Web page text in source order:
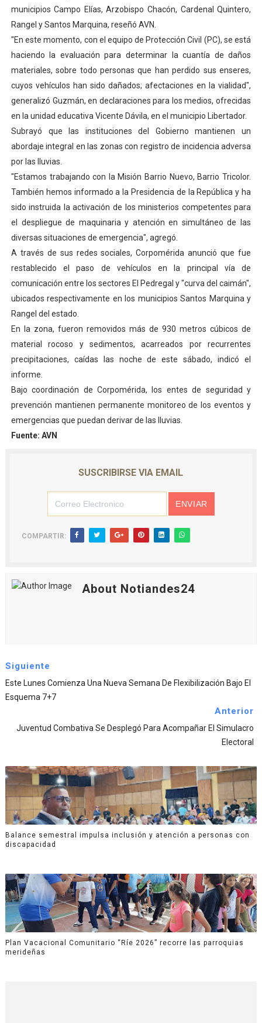
Fundecem ofrece taller de bordado en punto de cruz
Gobierno bolivariano avanza en la transformación del
Niños merideños aprenden sobre gaita de tambora
Balance semestral impulsa inclusión y atención a
municipios Campo Elías, Arzobispo Chacón, Cardenal Quintero,
Rangel y Santos Marquina, reseñó AVN.
"En este momento, con el equipo de Protección Civil (PC), se está
haciendo la evaluación para determinar la cuantía de daños
materiales, sobre todo personas que han perdido sus enseres,
cuyos vehículos han sido dañados; afectaciones en la vialidad",
generalizó Guzmán, en declaraciones para los medios, ofrecidas
en la unidad educativa Vicente Dávila, en el municipio Libertador.
Subrayó que las instituciones del Gobierno mantienen un
abordaje integral en las zonas con registro de incidencia adversa
por las lluvias.
"Estamos trabajando con la Misión Barrio Nuevo, Barrio Tricolor.
También hemos informado a la Presidencia de la República y ha
sido instruida la activación de los ministerios competentes para
el despliegue de maquinaria y atención en simultáneo de las
diversas situaciones de emergencia", agregó.
A través de sus redes sociales, Corpomérida anunció que fue
restablecido el paso de vehículos en la principal vía de
comunicación entre los sectores El Pedregal y "curva del caimán",
ubicados respectivamente en los municipios Santos Marquina y
Rangel del estado.
En la zona, fueron removidos más de 930 metros cúbicos de
material rocoso y sedimentos, acarreados por recurrentes
precipitaciones, caídas las noche de este sábado, indicó el
informe.
Bajo coordinación de Corpomérida, los entes de seguridad y
prevención mantienen permanente monitoreo de los eventos y
emergencias que puedan derivar de las lluvias.
Fuente: AVN
SUSCRIBIRSE VIA EMAIL
COMPARTIR:
About Notiandes24
Siguiente
Este Lunes Comienza Una Nueva Semana De Flexibilización Bajo El
Esquema 7+7
Anterior
Juventud Combativa Se Desplegó Para Acompañar El Simulacro
Electoral
Balance semestral impulsa inclusión y atención a personas con
discapacidad
Plan Vacacional Comunitario “Ríe 2026” recorre las parroquias
merideñas